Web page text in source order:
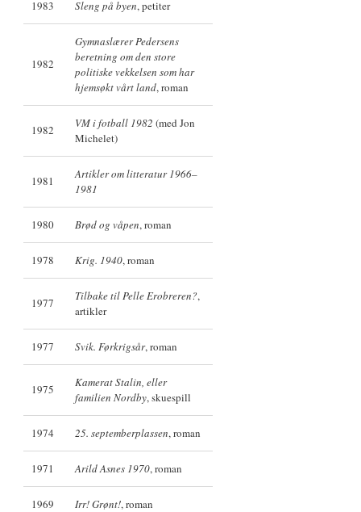
1983 Sleng på byen, petiter
1982
Gymnaslærer Pedersens
beretning om den store
politiske vekkelsen som har
hjemsøkt vårt land, roman
1982 VM i fotball 1982 (med Jon
Michelet)
1981
Artikler om litteratur 1966–
1981
1980 Brød og våpen, roman
1978 Krig. 1940, roman
1977 Tilbake til Pelle Erobreren?,
artikler
1977 Svik. Førkrigsår, roman
1975
Kamerat Stalin, eller
familien Nordby, skuespill
1974 25. septemberplassen, roman
1971 Arild Asnes 1970, roman
1969 Irr! Grønt!, roman